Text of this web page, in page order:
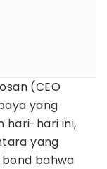
(CEO
yang
hari-hari ini,
yang
bahwa